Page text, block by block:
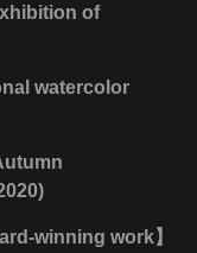
of
watercolor
winning work】